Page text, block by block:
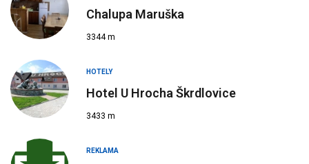
Chalupa Maruška
3344 m
HOTELY
Hotel U Hrocha Škrdlovice
3433 m
REKLAMA